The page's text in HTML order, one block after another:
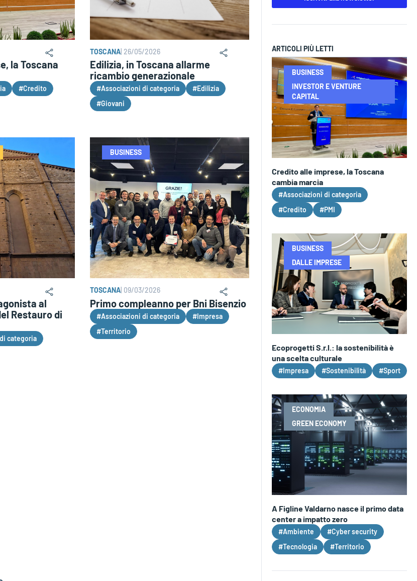
la Toscana
#Credito
TOSCANA 26/05/2026
Edilizia, in Toscana allarme
ricambio generazionale
#Associazioni di categoria
#Edilizia
#Giovani
al
Restauro di
categoria
BUSINESS
TOSCANA 09/03/2026
Primo compleanno per Bni Bisenzio
#Associazioni di categoria
#Impresa
#Territorio
ARTICOLI PIÙ LETTI
BUSINESS
INVESTOR E VENTURE
CAPITAL
Credito alle imprese, la Toscana
cambia marcia
#Associazioni di categoria
#Credito
#PMI
BUSINESS
DALLE IMPRESE
Ecoprogetti S.r.l.: la sostenibilità è
una scelta culturale
#Impresa #Sostenibilità #Sport
ECONOMIA
GREEN ECONOMY
A Figline Valdarno nasce il primo data
center a impatto zero
#Ambiente
#Cyber security
#Tecnologia
#Territorio